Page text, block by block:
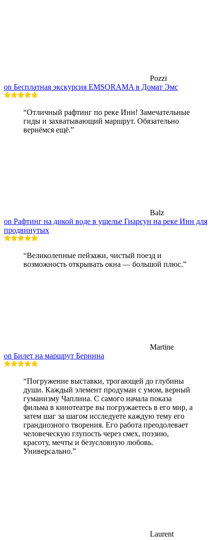
Pozzi
on Бесплатная экскурсия EMSORAMA в Домат Эмс
“Отличный рафтинг по реке Инн! Замечательные
гиды и захватывающий маршрут. Обязательно
вернёмся ещё.”
Balz
on Рафтинг на дикой воде в ущелье Гиарсун на реке Инн для
продвинутых
“Великолепные пейзажи, чистый поезд и
возможность открывать окна — большой плюс.”
Martine
on Билет на маршрут Бернина
“Погружение выставки, трогающей до глубины
души. Каждый элемент продуман с умом, верный
гуманизму Чаплина. С самого начала показа
фильма в кинотеатре вы погружаетесь в его мир, а
затем шаг за шагом исследуете каждую тему его
грандиозного творения. Его работа преодолевает
человеческую глупость через смех, поэзию,
красоту, мечты и безусловную любовь.
Универсально.”
Laurent